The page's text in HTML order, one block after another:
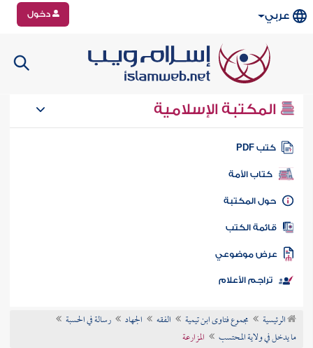
عربي دخول
المكتبة الإسلامية
كتب PDF
كتاب الأمة
المكتبة
الكتب
موضوعي
تراجم الأعلام
الرئيسية مجموع فتاوى ابن تيمية الفقه الجهاد
رسالة في الحسبة
ما يدخل في ولاية المحتسب
المزارعة